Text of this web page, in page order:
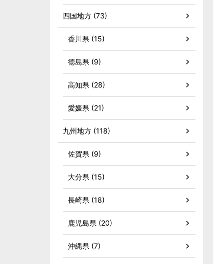
四国地方 (73)
香川県 (15)
徳島県 (9)
高知県 (28)
愛媛県 (21)
九州地方 (118)
佐賀県 (9)
大分県 (15)
長崎県 (18)
鹿児島県 (20)
沖縄県 (7)